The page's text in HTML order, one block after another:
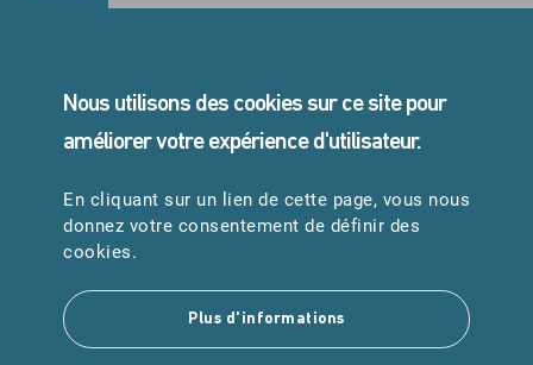
05 45 24 40 40
URGENCES
Samu : 15
Pompiers : 18
Nous utilisons des cookies sur ce site pour
améliorer votre expérience d'utilisateur.
En cliquant sur un lien de cette page, vous nous
donnez votre consentement de définir des
cookies.
Plus d'informations